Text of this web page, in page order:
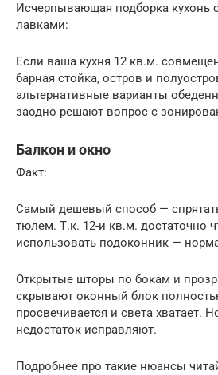
Исчерпывающая подборка кухонь
лавками:
Если ваша кухня 12 кв.м.
барная стойка, остров и
альтернативные варианты
заодно решают вопрос с
Балкон и окно
Факт:
Самый дешевый способ —
тюлем. Т.к. 12-и кв.м. достаточно
использовать подоконник —
Открытые шторы по бокам и
скрывают оконный блок
просвечивается и света хватает.
недостаток исправляют.
Подробнее про такие нюансы